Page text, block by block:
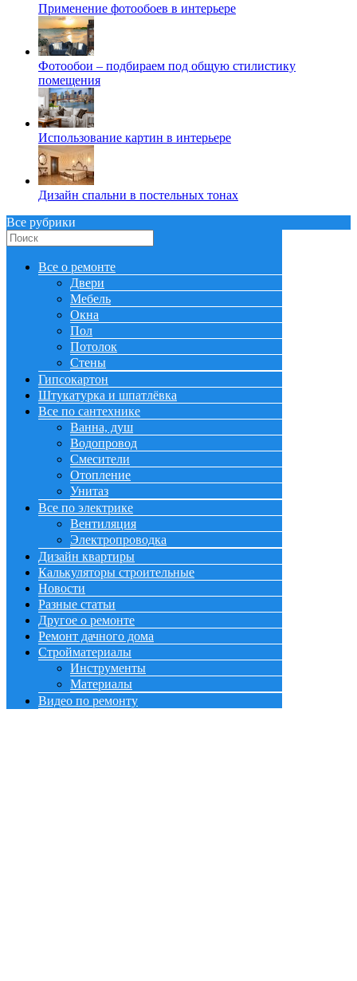
Применение фотообоев в интерьере
Фотообои – подбираем под общую стилистику
помещения
Использование картин в интерьере
Дизайн спальни в постельных тонах
Все рубрики
Все о ремонте
Двери
Мебель
Окна
Пол
Потолок
Стены
Гипсокартон
Штукатурка и шпатлёвка
Все по сантехнике
Ванна, душ
Водопровод
Смесители
Отопление
Унитаз
Все по электрике
Вентиляция
Электропроводка
Дизайн квартиры
Калькуляторы строительные
Новости
Разные статьи
Другое о ремонте
Ремонт дачного дома
Стройматериалы
Инструменты
Материалы
Видео по ремонту